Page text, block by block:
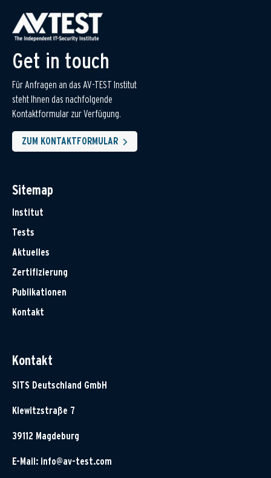
Get in touch
Für Anfragen an das AV-TEST Institut
steht Ihnen das nachfolgende
Kontaktformular zur Verfügung.
ZUM KONTAKTFORMULAR
Sitemap
Institut
Tests
Aktuelles
Zertifizierung
Publikationen
Kontakt
Kontakt
SITS Deutschland GmbH
Klewitzstraße 7
39112 Magdeburg
E-Mail: info@av-test.com